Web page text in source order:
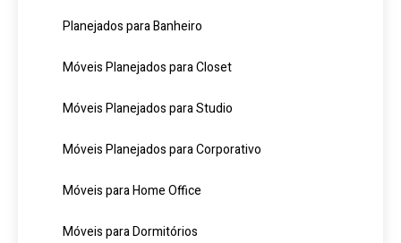
Planejados para Banheiro
Móveis Planejados para Closet
Móveis Planejados para Studio
Móveis Planejados para Corporativo
Móveis para Home Office
Móveis para Dormitórios